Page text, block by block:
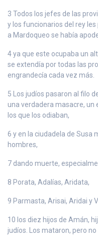
3 Todos los jefes de las
y los funcionarios del rey
a Mardoqueo se había
4 ya que este ocupaba un
se extendía por todas las
engrandecía cada vez más.
5 Los judíos pasaron al filo
una verdadera masacre, un
los que los odiaban,
6 y en la ciudadela de Susa
hombres,
7 dando muerte,
8 Porata, Adalías, Aridata,
9 Parmasta, Arisai, Aridai y
10 los diez hijos de Amán,
judíos. Los mataron, pero